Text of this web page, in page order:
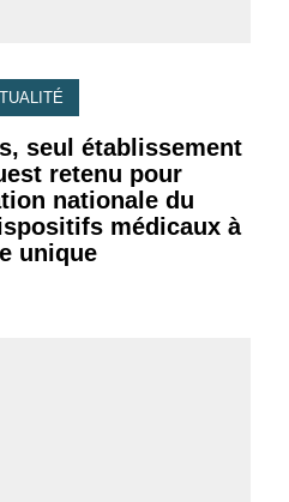
seul établissement
retenu pour
nationale du
médicaux à
unique